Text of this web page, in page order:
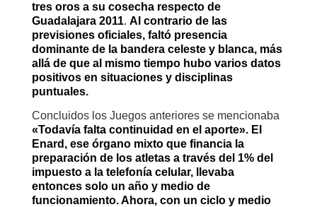
tres oros a su cosecha respecto de
Guadalajara 2011. Al contrario de las
previsiones oficiales, faltó presencia
dominante de la bandera celeste y blanca, más
allá de que al mismo tiempo hubo varios datos
positivos en situaciones y disciplinas
puntuales.
Concluidos los Juegos anteriores se mencionaba
«Todavía falta continuidad en el aporte». El
Enard, ese órgano mixto que financia la
preparación de los atletas a través del 1% del
impuesto a la telefonía celular, llevaba
entonces solo un año y medio de
funcionamiento. Ahora, con un ciclo y medio